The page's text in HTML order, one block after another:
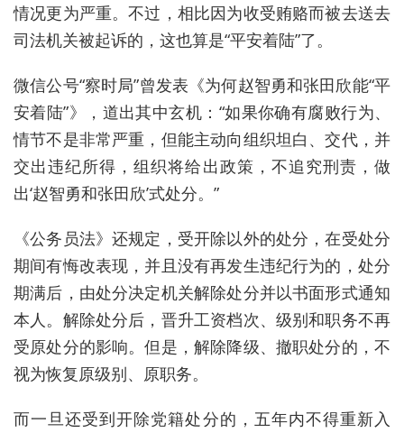
情况更为严重。不过，相比因为收受贿赂而被去送去
司法机关被起诉的，这也算是“平安着陆”了。
微信公号“察时局”曾发表《为何赵智勇和张田欣能“平
安着陆”》，道出其中玄机：“如果你确有腐败行为、
情节不是非常严重，但能主动向组织坦白、交代，并
交出违纪所得，组织将给出政策，不追究刑责，做
出‘赵智勇和张田欣’式处分。”
《公务员法》还规定，受开除以外的处分，在受处分
期间有悔改表现，并且没有再发生违纪行为的，处分
期满后，由处分决定机关解除处分并以书面形式通知
本人。解除处分后，晋升工资档次、级别和职务不再
受原处分的影响。但是，解除降级、撤职处分的，不
视为恢复原级别、原职务。
而一旦还受到开除党籍处分的，五年内不得重新入